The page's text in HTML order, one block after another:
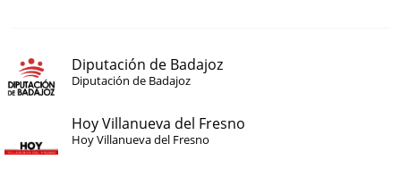
Diputación de Badajoz
Diputación de Badajoz
Hoy Villanueva del Fresno
Hoy Villanueva del Fresno